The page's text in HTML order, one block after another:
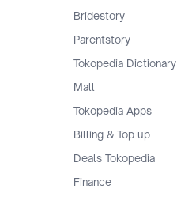
Bridestory
Parentstory
Tokopedia Dictionary
Mall
Tokopedia Apps
Billing & Top up
Deals Tokopedia
Finance